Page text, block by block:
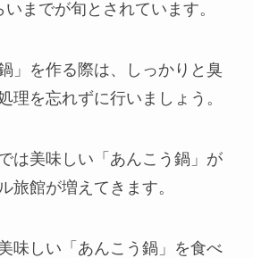
までが旬とされています。
」を作る際は、しっかりと臭
理を忘れずに行いましょう。
は美味しい「あんこう鍋」が
旅館が増えてきます。
味しい「あんこう鍋」を食べ